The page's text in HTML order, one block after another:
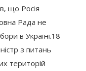
що Росія
Рада не
в Україні.18
з питань
територій